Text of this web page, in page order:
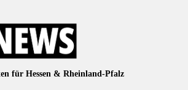
für Hessen & Rheinland-Pfalz